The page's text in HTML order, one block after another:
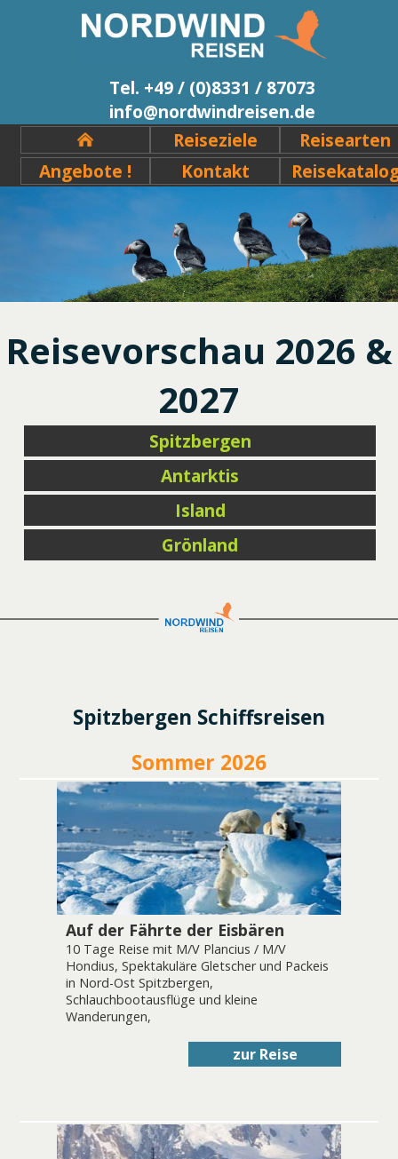
Tel. +49 / (0)8331 / 87073
info@nordwindreisen.de
Reiseziele
Reisearten
Angebote !
Kontakt
Reisevorschau 2026 &
2027
Spitzbergen
Antarktis
Island
Grönland
Spitzbergen Schiffsreisen
Sommer 2026
Auf der Fährte der Eisbären
10 Tage Reise mit M/V Plancius / M/V
Hondius, Spektakuläre Gletscher und Packeis
in Nord-Ost Spitzbergen,
Schlauchbootausflüge und kleine
Wanderungen,
zur Reise